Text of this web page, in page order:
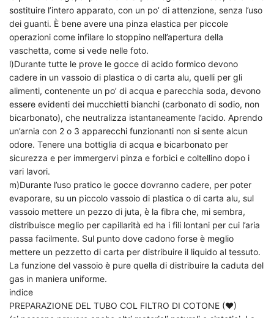
sostituire l’intero apparato, con un po’ di attenzione, senza l’uso
dei guanti. È bene avere una pinza elastica per piccole
operazioni come infilare lo stoppino nell’apertura della
vaschetta, come si vede nelle foto.
l)Durante tutte le prove le gocce di acido formico devono
cadere in un vassoio di plastica o di carta alu, quelli per gli
alimenti, contenente un po’ di acqua e parecchia soda, devono
essere evidenti dei mucchietti bianchi (carbonato di sodio, non
bicarbonato), che neutralizza istantaneamente l’acido. Aprendo
un’arnia con 2 o 3 apparecchi funzionanti non si sente alcun
odore. Tenere una bottiglia di acqua e bicarbonato per
sicurezza e per immergervi pinza e forbici e coltellino dopo i
vari lavori.
m)Durante l’uso pratico le gocce dovranno cadere, per poter
evaporare, su un piccolo vassoio di plastica o di carta alu, sul
vassoio mettere un pezzo di juta, è la fibra che, mi sembra,
distribuisce meglio per capillarità ed ha i fili lontani per cui l’aria
passa facilmente. Sul punto dove cadono forse è meglio
mettere un pezzetto di carta per distribuire il liquido al tessuto.
La funzione del vassoio è pure quella di distribuire la caduta del
gas in maniera uniforme.
indice
PREPARAZIONE DEL TUBO COL FILTRO DI COTONE (♥)